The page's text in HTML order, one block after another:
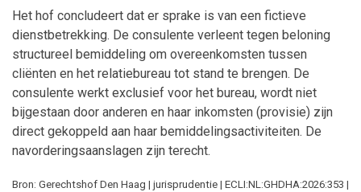
Het hof concludeert dat er sprake is van een fictieve
dienstbetrekking. De consulente verleent tegen beloning
structureel bemiddeling om overeenkomsten tussen
cliënten en het relatiebureau tot stand te brengen. De
consulente werkt exclusief voor het bureau, wordt niet
bijgestaan door anderen en haar inkomsten (provisie) zijn
direct gekoppeld aan haar bemiddelingsactiviteiten. De
navorderingsaanslagen zijn terecht.
Bron: Gerechtshof Den Haag | jurisprudentie | ECLI:NL:GHDHA:2026:353 |